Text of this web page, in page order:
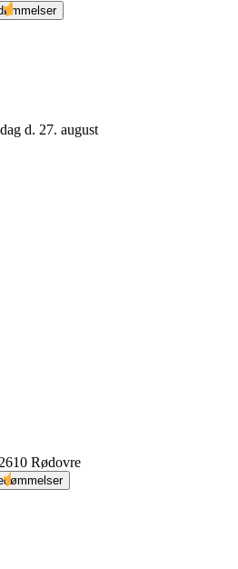
d. 27. august
2610 Rødovre